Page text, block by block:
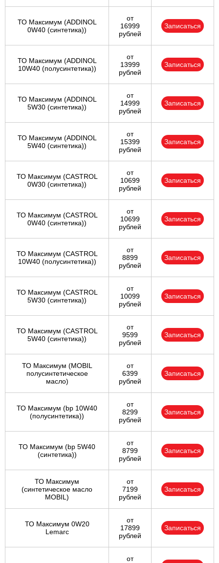
ТО Максимум (ADDINOL
0W40 (синтетика))
от
16999
рублей
Записаться
ТО Максимум (ADDINOL
10W40 (полусинтетика))
от
13999
рублей
Записаться
ТО Максимум (ADDINOL
5W30 (синтетика))
от
14999
рублей
Записаться
ТО Максимум (ADDINOL
5W40 (синтетика))
от
15399
рублей
Записаться
ТО Максимум (CASTROL
0W30 (синтетика))
от
10699
рублей
Записаться
ТО Максимум (CASTROL
0W40 (синтетика))
от
10699
рублей
Записаться
ТО Максимум (CASTROL
10W40 (полусинтетика))
от
8899
рублей
Записаться
ТО Максимум (CASTROL
5W30 (синтетика))
от
10099
рублей
Записаться
ТО Максимум (CASTROL
5W40 (синтетика))
от
9599
рублей
Записаться
ТО Максимум (MOBIL
полуcинтетическое
масло)
от
6399
рублей
Записаться
ТО Максимум (bp 10W40
(полусинтетика))
от
8299
рублей
Записаться
ТО Максимум (bp 5W40
(синтетика))
от
8799
рублей
Записаться
ТО Максимум
(cинтетическое масло
MOBIL)
от
7199
рублей
Записаться
ТО Максимум 0W20
Lemarc
от
17899
рублей
Записаться
от